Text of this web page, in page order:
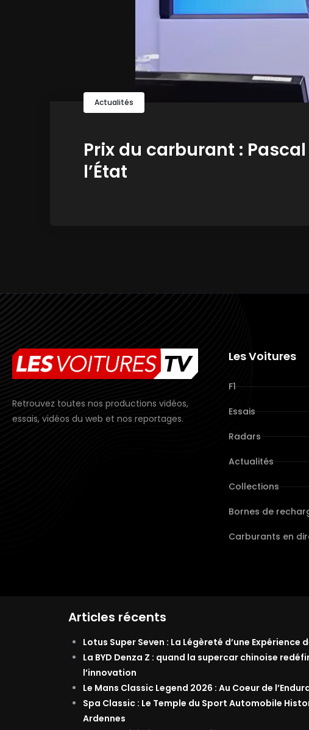
Actualités
Prix du carburant :
l’État
Retrouvez toutes nos productions vidéos,
essais, vidéos du web et nos reportages.
Les Voitures
F1
Essais
Radars
Actualités
Collections
Bornes de
Carburants en
Articles récents
Lotus Super Seven : La Légèreté d’une Expérience
La BYD Denza Z : quand la supercar chinoise
l’innovation
Le Mans Classic Legend 2026 : Au Coeur de
Spa Classic : Le Temple du Sport Automobile
Ardennes